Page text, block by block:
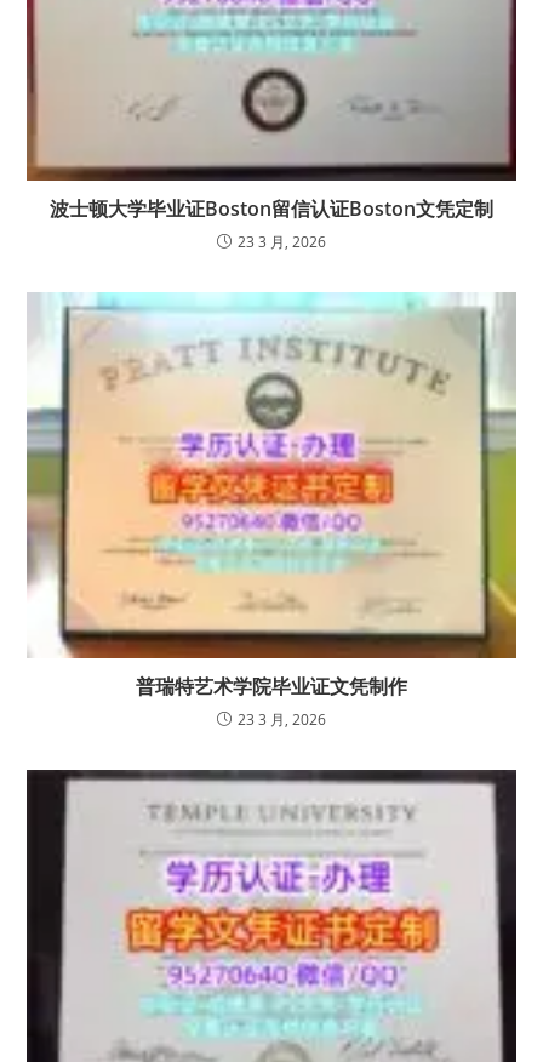
波士顿大学毕业证Boston留信认证Boston文凭定制
23 3 月, 2026
普瑞特艺术学院毕业证文凭制作
23 3 月, 2026